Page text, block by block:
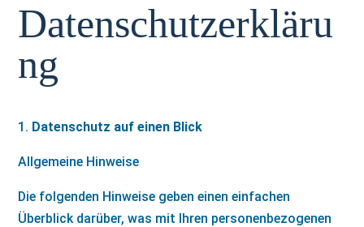
Datenschutzerkläru
ng
Datenschutz auf einen Blick
Allgemeine Hinweise
Die folgenden Hinweise geben einen einfachen
Überblick darüber, was mit Ihren personenbezogenen